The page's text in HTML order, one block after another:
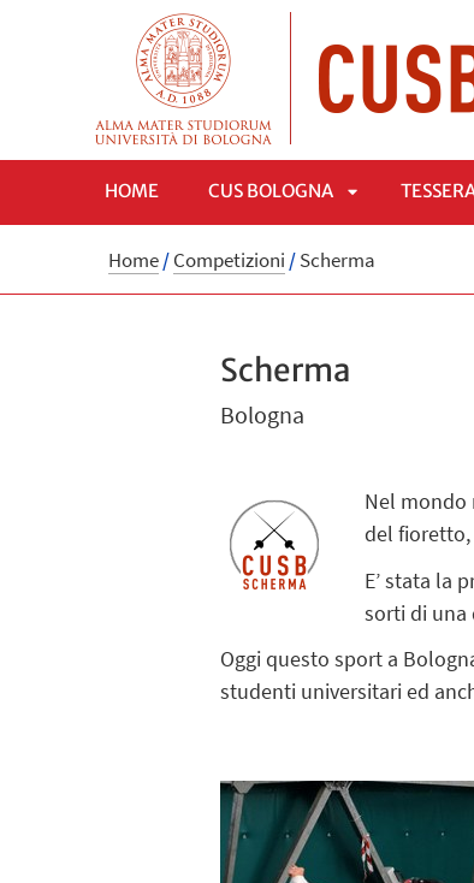
HOME CUS BOLOGNA
APRI
Home/Competizioni /Scherma
Scherma
Bologna
Nel mondo
del
E’ stata la
sorti di una
Oggi questo sport a
studenti universitari ed